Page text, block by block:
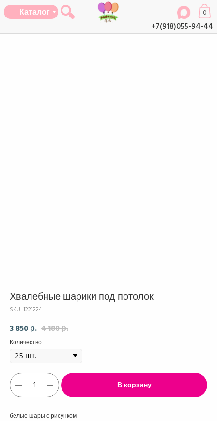
+7(918)055-94-44
0
Каталог
Хвалебные шарики под потолок
SKU: 1221224
3 850 р. 4 180р.
Количество
В корзину
белые шары с рисунком